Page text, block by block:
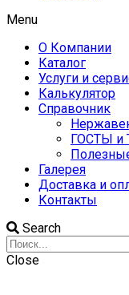
Menu
О Компании
Каталог
Услуги и
Калькулятор
Справочник
ГОСТЫ и
Галерея
Доставка и
Контакты
Search
Close